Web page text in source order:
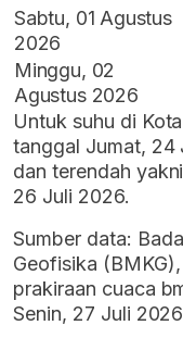
Sabtu, 01 Agustus
2026
Minggu, 02
Agustus 2026
Untuk suhu di
tanggal Jumat, 24
dan terendah
26 Juli 2026.
Sumber data:
Geofisika
prakiraan cuaca
Senin, 27 Juli